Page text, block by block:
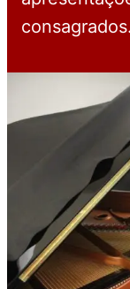
consagrados.